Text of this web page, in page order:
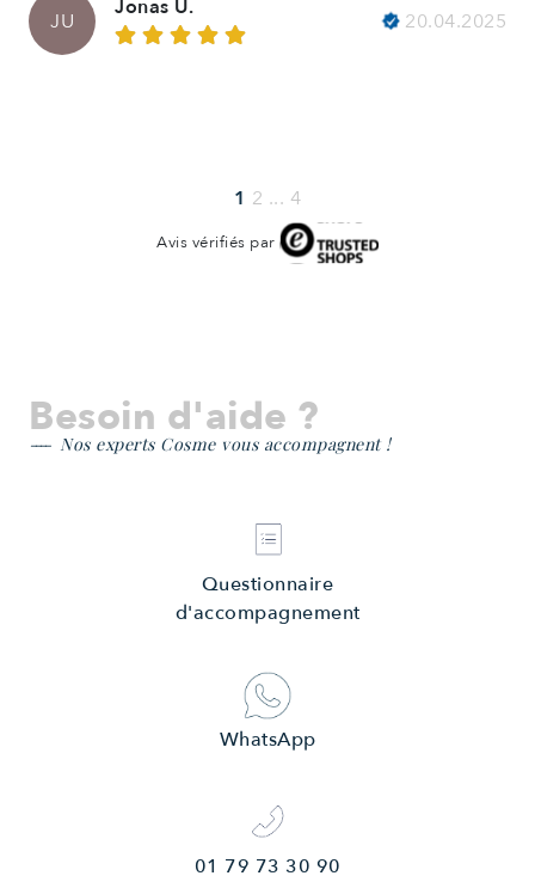
JU
Jonas U.
20.04.2025
1 2 ... 4
Avis vérifiés par
Besoin d'aide ?
Nos experts Cosme vous accompagnent !
Questionnaire
d'accompagnement
WhatsApp
01 79 73 30 90